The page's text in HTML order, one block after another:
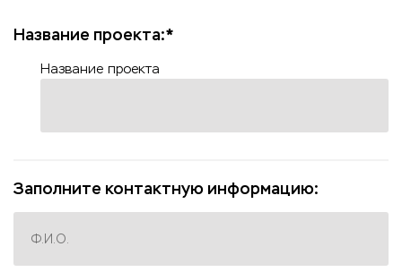
Название проекта:*
Название проекта
Заполните контактную информацию:
Ф.И.О.